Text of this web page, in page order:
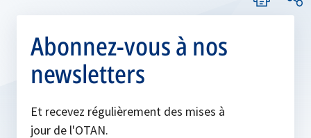
Abonnez-vous à nos
newsletters
Et recevez régulièrement des mises à
jour de l'OTAN.